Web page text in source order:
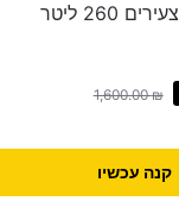
מקרר לזוגות צעירים ‏260 ‏ליטר
1,600.00₪
קנה עכשיו